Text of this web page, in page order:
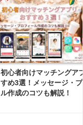
初心者向けマッチングア
すめ3選！メッセージ・
ル作成のコツも解説！